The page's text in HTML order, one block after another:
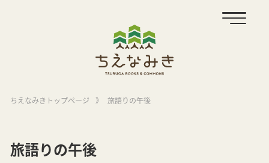
ちえなみきトップページ 》 旅語りの午後
旅語りの午後